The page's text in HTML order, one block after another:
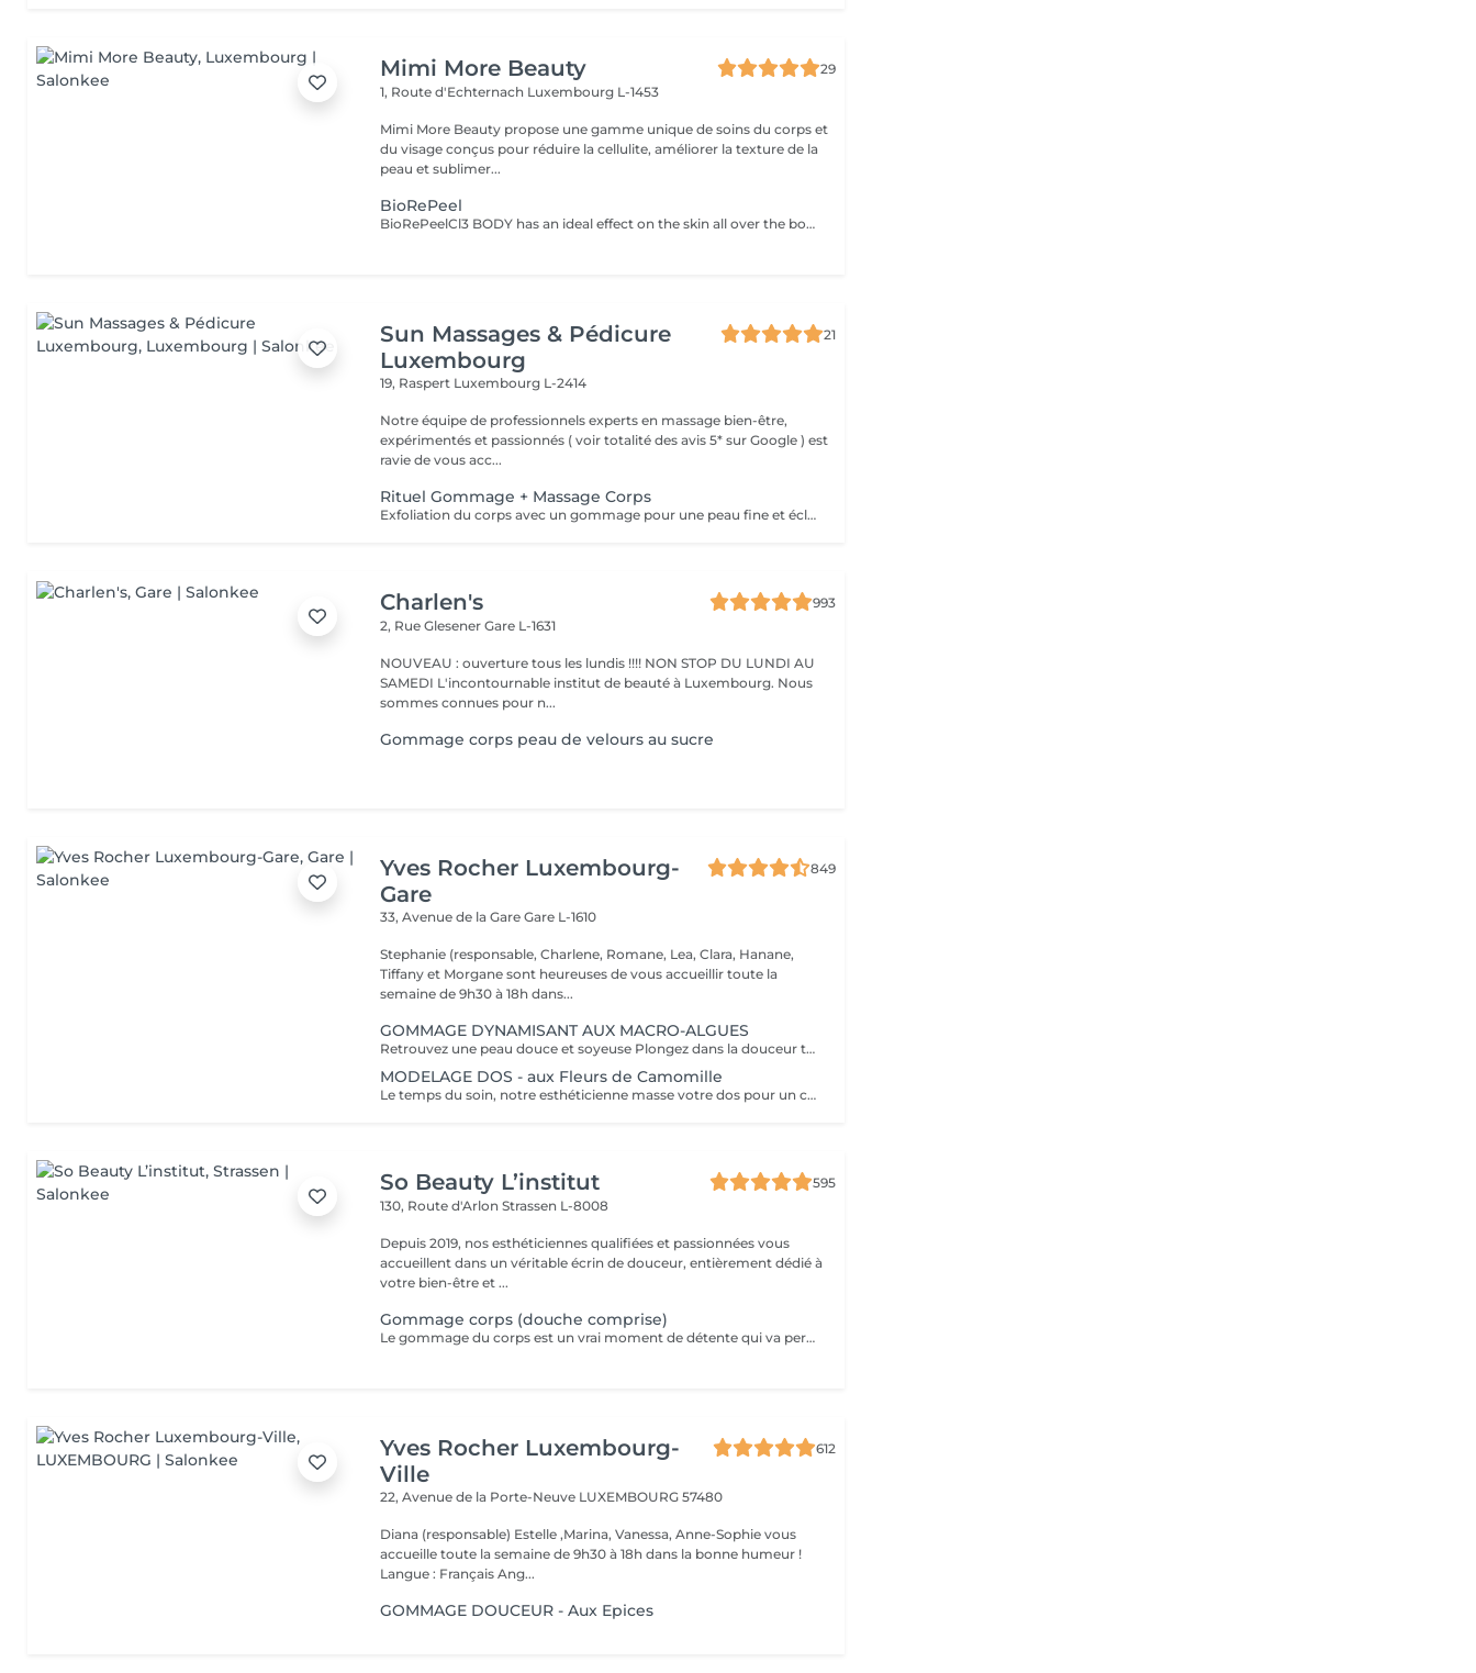
Mimi More Beauty
29
1, Route d'Echternach Luxembourg L-1453
Mimi More Beauty propose une gamme unique de soins du corps et
du visage conçus pour réduire la cellulite, améliorer la texture de la
peau et sublimer...
BioRePeel
BioRePeelCl3 BODY has an ideal effect on the skin all over the body, removing fine wrinkles, dead skin cells, acne and superficial scars. The peeling is only applied externally and does not require an injection. The BioRePeelCl3 BODY is packed with all the nutrients and care substances needed for extensive treatment of the skin on various parts of the body. Whether back, legs, buttocks, knees, elbows or feet, all parts of the body receive extensive regeneration and revitalization with this effective peeling product. After just 4 to 6 sessions, BioRePeel BODY improves the skin, leaving it nourished and youthful, so that it can shine with a new freshness. Why BioRePeelCl3 BODY is the perfect exfoliator BioRePeelCl3 BODY is a revitalizing peeling with a bio-stimulating effect that improves the appearance of the skin in several ways. This product from the manufacturer CMED Aesthetics combats acne as well as annoying blackheads and superficial scars, resulting in a well-groomed and sustainably healthy appearance of the skin. BioRePeel also protects the skin on various parts of the body from harmful environmental influences such as UV rays or the effects of skin ageing. In addition, this peeling has a moisturizing function, which makes the skin feel relaxed and gives it a lasting beautiful appearance. BioRePeelCl3 Body is the perfect product for extensive regeneration and revitalization of the skin. This is achieved with the help of various acids and other effective ingredients, such as trichloroacetic acid, tartaric acid or proline. By choosing this product, after just a few topical applications, you will achieve long-lasting revitalized and clarified skin that is not only free of any dryness, fine lines and other imperfections, but also feels fresh and youthful. The price of the session depends on treatment area and amount of peeling required and will be between EUR 110 - EUR 220 (excluding full body). Indicative amount of peeling: 6 ml for the back, 3 ml for the shoulders, 4 ml for the buttocks, 5 ml for the legs, 2 ml for the knees, 1 ml for the elbows, 2 ml for the hands and 3 ml for the feet.
Sun Massages & Pédicure
Luxembourg
21
19, Raspert Luxembourg L-2414
Notre équipe de professionnels experts en massage bien-être,
expérimentés et passionnés ( voir totalité des avis 5* sur Google ) est
ravie de vous acc...
Rituel Gommage + Massage Corps
Exfoliation du corps avec un gommage pour une peau fine et éclatante. Le gommage élimine les cellules mortes et les rugosités. Pour un bronzage uniforme et durable, ce soin est recommandé avant et après les expositions au soleil mais aussi en toutes saisons, pour une peau douce et souple toute l'année. Ce rituel comprend un gommage de 30 min + douche, suivi d'un massage bien-être corps d'1h ou 1h30, pour vous procurer une détente totale et de par son action hydratante laissera à votre peau un toucher satiné et velouté.
Charlen's
993
2, Rue GlesenerGare L-1631
NOUVEAU : ouverture tous les lundis !!!! NON STOP DU LUNDI AU
SAMEDI L'incontournable institut de beauté à Luxembourg. Nous
sommes connues pour n...
Gommage corps peau de velours au sucre
Yves Rocher Luxembourg-
Gare
849
33, Avenue de la GareGare L-1610
Stephanie (responsable, Charlene, Romane, Lea, Clara, Hanane,
Tiffany et Morgane sont heureuses de vous accueillir toute la
semaine de 9h30 à 18h dans...
GOMMAGE DYNAMISANT AUX MACRO-ALGUES
Retrouvez une peau douce et soyeuse Plongez dans la douceur tropicale dIndonésie à travers les notes épicées des huiles essentielles de Girofle et de Muscade. Ce gommage aux effluves chauds et naturels vous transporte tout en exfoliant délicatement votre peau : elle est douce, lumineuse et satinée.
MODELAGE DOS - aux Fleurs de Camomille
Le temps du soin, notre esthéticienne masse votre dos pour un confort sans précédent.
So Beauty L’institut
595
130, Route d'ArlonStrassen L-8008
Depuis 2019, nos esthéticiennes qualifiées et passionnées vous
accueillent dans un véritable écrin de douceur, entièrement dédié à
votre bien-être et ...
Gommage corps (douche comprise)
Le gommage du corps est un vrai moment de détente qui va permettre à la peau de se débarrasser de ses inégalités et de retrouver une peau toute douce. Ce soin est parfait juste avant d'aller au soleil pour permettre à la peau de mieux bronzer.
Yves Rocher Luxembourg-
Ville
612
22, Avenue de la Porte-Neuve LUXEMBOURG 57480
Diana (responsable) Estelle ,Marina, Vanessa, Anne-Sophie vous
accueille toute la semaine de 9h30 à 18h dans la bonne humeur !
Langue : Français Ang...
GOMMAGE DOUCEUR - Aux Epices